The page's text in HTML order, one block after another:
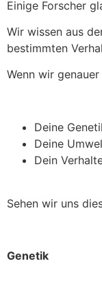
Einige Forscher
Wir wissen aus
bestimmten
Wenn wir
Deine
Deine
Dein
Sehen wir uns
Genetik